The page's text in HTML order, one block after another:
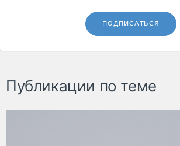
ПОДПИСАТЬСЯ
Публикации по теме